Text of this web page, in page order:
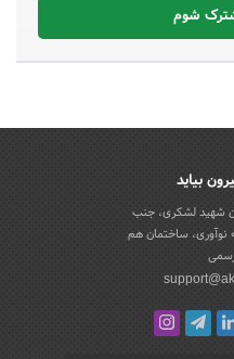
شوم
بیاید
شهید لشکری، جنب
نوآوری، ساختمان هم